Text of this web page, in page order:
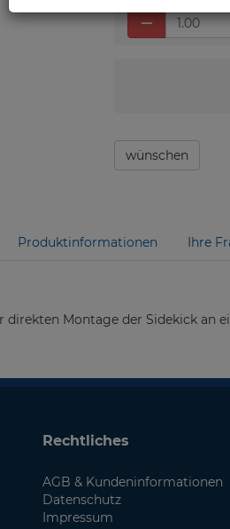
wünschen
Produktinformationen Ihre
Montage der Sidekick an
Rechtliches
AGB & Kundeninformationen
Datenschutz
Impressum